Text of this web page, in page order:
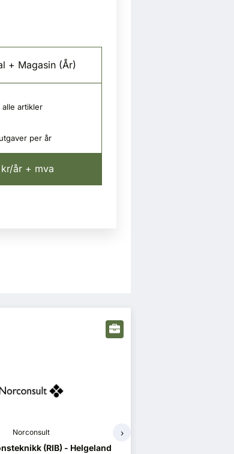
+ Magasin (År)
artikler
per år
år + mva
Prosjektadministrasjon (PA) - Helgeland
›